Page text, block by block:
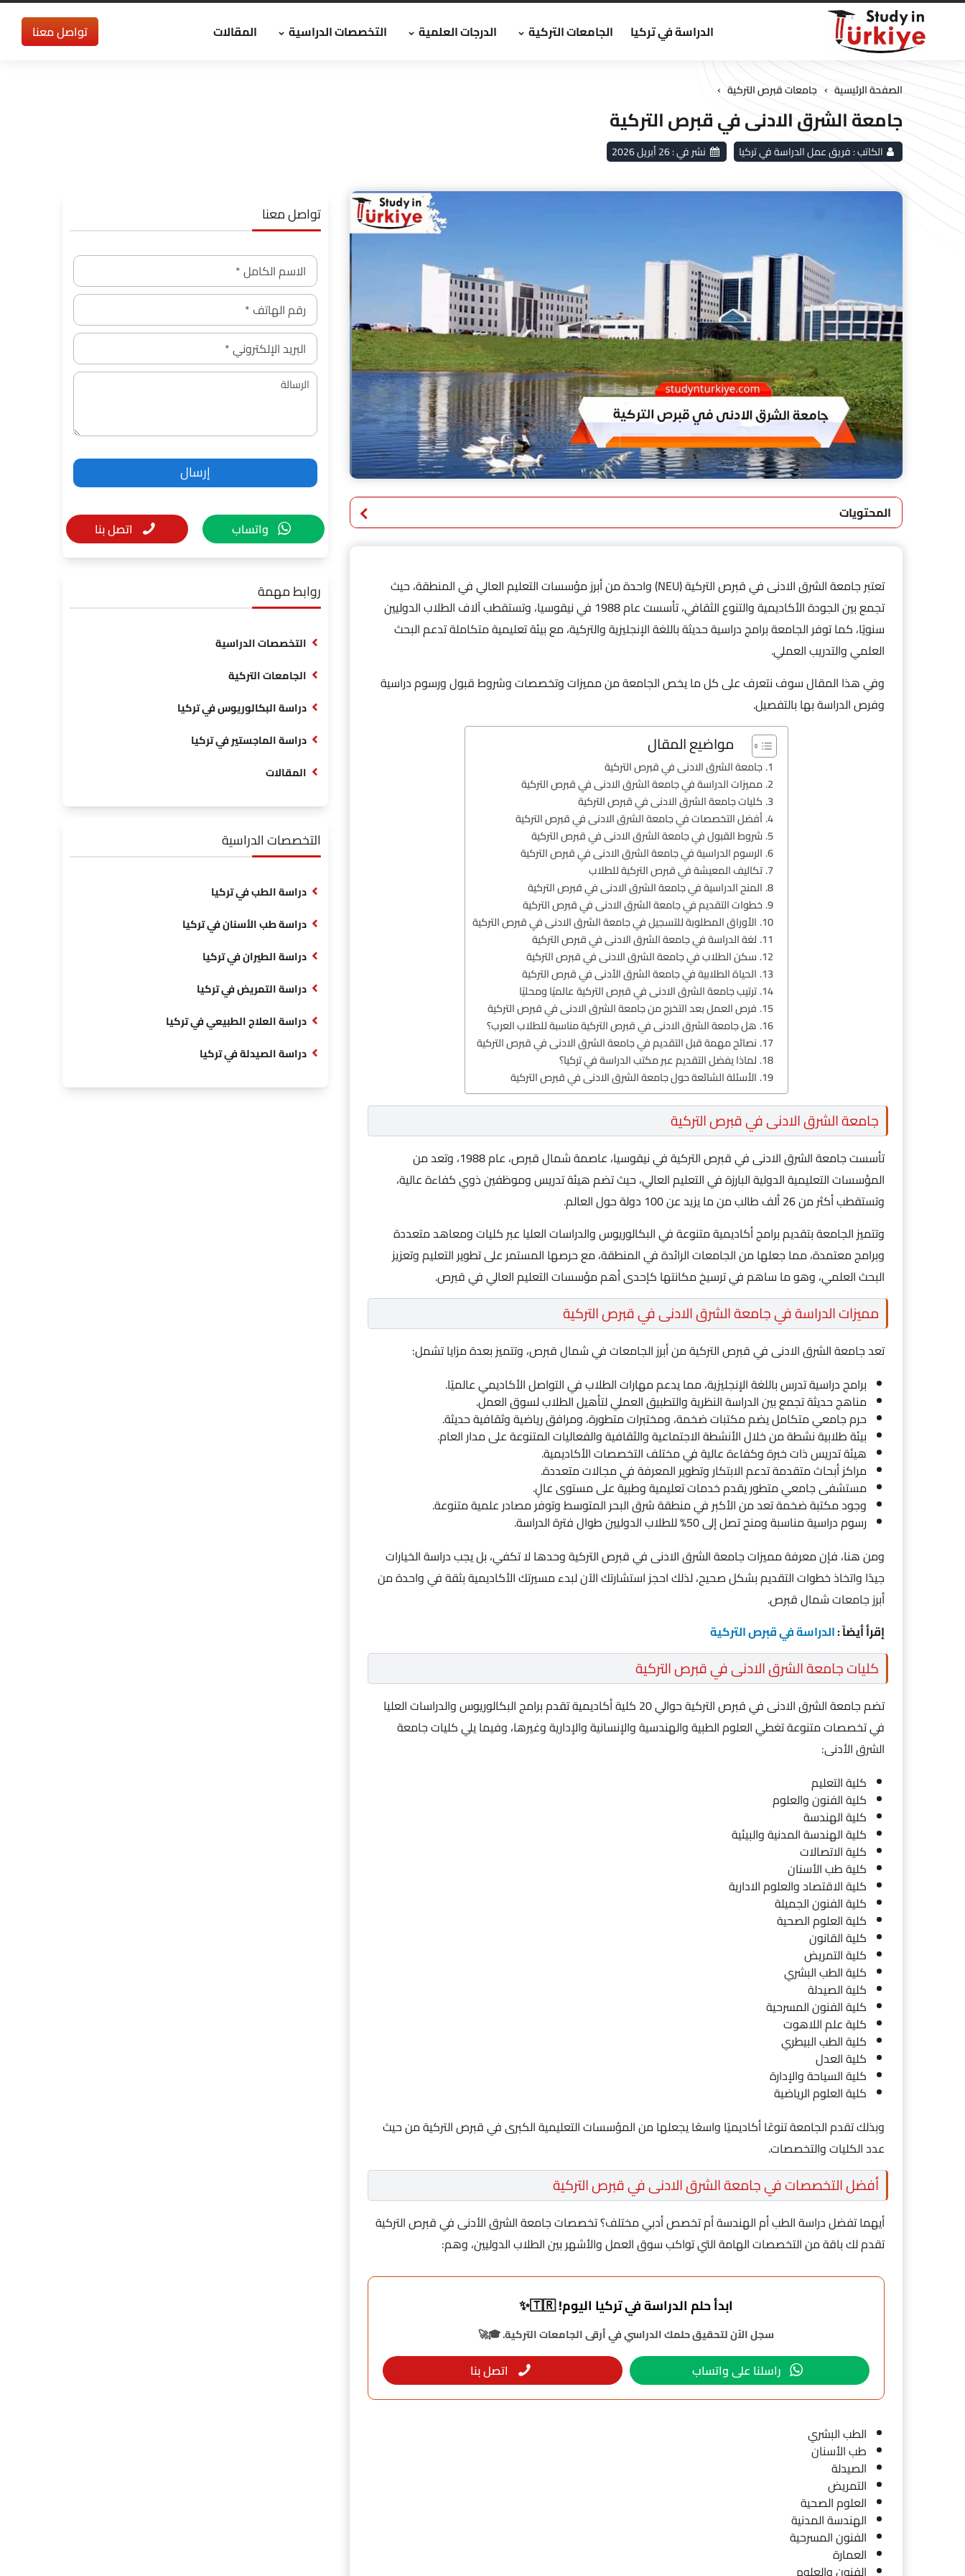
الدراسة في تركيا الجامعات التركية الدرجات العلمية التخصصات الدراسية المقالات تواصل معنا
الصفحة الرئيسية › جامعات قبرص التركية ›
جامعة الشرق الادنى في قبرص التركية
الكاتب :فريق عمل الدراسة في تركيا نشر في :26 أبريل 2026
المحتويات
تعتبر جامعة الشرق الادنى في قبرص التركية (NEU) واحدة من أبرز مؤسسات التعليم العالي في المنطقة، حيث
تجمع بين الجودة الأكاديمية والتنوع الثقافي، تأسست عام 1988 في نيقوسيا، وتستقطب آلاف الطلاب الدوليين
سنويًا، كما توفر الجامعة برامج دراسية حديثة باللغة الإنجليزية والتركية، مع بيئة تعليمية متكاملة تدعم البحث
العلمي والتدريب العملي.
وفي هذا المقال سوف نتعرف على كل ما يخص الجامعة من مميزات وتخصصات وشروط قبول ورسوم دراسية
وفرص الدراسة بها بالتفصيل.
مواضيع المقال
جامعة الشرق الادنى في قبرص التركية
مميزات الدراسة في جامعة الشرق الادنى في قبرص التركية
كليات جامعة الشرق الادنى في قبرص التركية
أفضل التخصصات في جامعة الشرق الادنى في قبرص التركية
شروط القبول في جامعة الشرق الادنى في قبرص التركية
الرسوم الدراسية في جامعة الشرق الادنى في قبرص التركية
تكاليف المعيشة في قبرص التركية للطلاب
المنح الدراسية في جامعة الشرق الادنى في قبرص التركية
خطوات التقديم في جامعة الشرق الادنى في قبرص التركية
الأوراق المطلوبة للتسجيل في جامعة الشرق الادنى في قبرص التركية
لغة الدراسة في جامعة الشرق الادنى في قبرص التركية
سكن الطلاب في جامعة الشرق الادنى في قبرص التركية
الحياة الطلابية في جامعة الشرق الأدنى في قبرص التركية
ترتيب جامعة الشرق الادنى في قبرص التركية عالميًا ومحليًا
فرص العمل بعد التخرج من جامعة الشرق الادنى في قبرص التركية
هل جامعة الشرق الادنى في قبرص التركية مناسبة للطلاب العرب؟
نصائح مهمة قبل التقديم في جامعة الشرق الادنى في قبرص التركية
لماذا يفضل التقديم عبر مكتب الدراسة في تركيا؟
الأسئلة الشائعة حول جامعة الشرق الادنى في قبرص التركية
جامعة الشرق الادنى في قبرص التركية
تأسست جامعة الشرق الادنى في قبرص التركية في نيقوسيا، عاصمة شمال قبرص، عام 1988، وتعد من
المؤسسات التعليمية الدولية البارزة في التعليم العالي، حيث تضم هيئة تدريس وموظفين ذوي كفاءة عالية،
وتستقطب أكثر من 26 ألف طالب من ما يزيد عن 100 دولة حول العالم.
وتتميز الجامعة بتقديم برامج أكاديمية متنوعة في البكالوريوس والدراسات العليا عبر كليات ومعاهد متعددة
وبرامج معتمدة، مما جعلها من الجامعات الرائدة في المنطقة، مع حرصها المستمر على تطوير التعليم وتعزيز
البحث العلمي، وهو ما ساهم في ترسيخ مكانتها كإحدى أهم مؤسسات التعليم العالي في قبرص.
مميزات الدراسة في جامعة الشرق الادنى في قبرص التركية
تعد جامعة الشرق الادنى في قبرص التركية من أبرز الجامعات في شمال قبرص، وتتميز بعدة مزايا تشمل:
برامج دراسية تدرس باللغة الإنجليزية، مما يدعم مهارات الطلاب في التواصل الأكاديمي عالميًا.
مناهج حديثة تجمع بين الدراسة النظرية والتطبيق العملي لتأهيل الطلاب لسوق العمل.
حرم جامعي متكامل يضم مكتبات ضخمة، ومختبرات متطورة، ومرافق رياضية وثقافية حديثة.
بيئة طلابية نشطة من خلال الأنشطة الاجتماعية والثقافية والفعاليات المتنوعة على مدار العام.
هيئة تدريس ذات خبرة وكفاءة عالية في مختلف التخصصات الأكاديمية.
مراكز أبحاث متقدمة تدعم الابتكار وتطوير المعرفة في مجالات متعددة.
مستشفى جامعي متطور يقدم خدمات تعليمية وطبية على مستوى عالٍ.
وجود مكتبة ضخمة تعد من الأكبر في منطقة شرق البحر المتوسط وتوفر مصادر علمية متنوعة.
رسوم دراسية مناسبة ومنح تصل إلى 50% للطلاب الدوليين طوال فترة الدراسة.
ومن هنا، فإن معرفة مميزات جامعة الشرق الادنى في قبرص التركية وحدها لا تكفي، بل يجب دراسة الخيارات
جيدًا واتخاذ خطوات التقديم بشكل صحيح، لذلك احجز استشارتك الآن لبدء مسيرتك الأكاديمية بثقة في واحدة من
أبرز جامعات شمال قبرص.
إقرأ أيضاً :الدراسة في قبرص التركية
كليات جامعة الشرق الادنى في قبرص التركية
تضم جامعة الشرق الادنى في قبرص التركية حوالي 20 كلية أكاديمية تقدم برامج البكالوريوس والدراسات العليا
في تخصصات متنوعة تغطي العلوم الطبية والهندسية والإنسانية والإدارية وغيرها، وفيما يلي كليات جامعة
الشرق الأدنى:
كلية التعليم
كلية الفنون والعلوم
كلية الهندسة
كلية الهندسة المدنية والبيئية
كلية الاتصالات
كلية طب الأسنان
كلية الاقتصاد والعلوم الادارية
كلية الفنون الجميلة
كلية العلوم الصحية
كلية القانون
كلية التمريض
كلية الطب البشري
كلية الصيدلة
كلية الفنون المسرحية
كلية علم اللاهوت
كلية الطب البيطري
كلية العدل
كلية السياحة والإدارة
كلية العلوم الرياضية
وبذلك تقدم الجامعة تنوعًا أكاديميًا واسعًا يجعلها من المؤسسات التعليمية الكبرى في قبرص التركية من حيث
عدد الكليات والتخصصات.
أفضل التخصصات في جامعة الشرق الادنى في قبرص التركية
أيهما تفضل دراسة الطب أم الهندسة أم تخصص أدبي مختلف؟ تخصصات جامعة الشرق الأدنى في قبرص التركية
تقدم لك باقة من التخصصات الهامة التي تواكب سوق العمل والأشهر بين الطلاب الدوليين، وهم:
ابدأ حلم الدراسة في تركيا اليوم! 🇹🇷✨
سجل الآن لتحقيق حلمك الدراسي في أرقى الجامعات التركية. 🎓🚀
راسلنا على واتساب اتصل بنا
الطب البشري
طب الأسنان
الصيدلة
التمريض
العلوم الصحية
الهندسة المدنية
الفنون المسرحية
العمارة
الفنون والعلوم
تواصل معنا
واتساب اتصل بنا
روابط مهمة
التخصصات الدراسية
الجامعات التركية
دراسة البكالوريوس في تركيا
دراسة الماجستير في تركيا
المقالات
التخصصات الدراسية
دراسة الطب في تركيا
دراسة طب الأسنان في تركيا
دراسة الطيران في تركيا
دراسة التمريض في تركيا
دراسة العلاج الطبيعي في تركيا
دراسة الصيدلة في تركيا